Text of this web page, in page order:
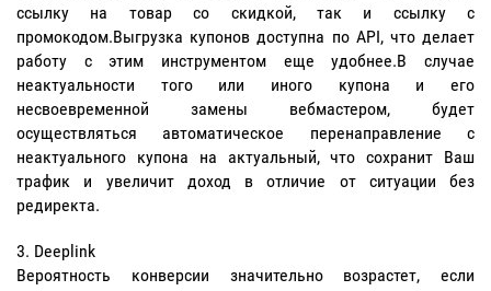
ссылку на товар со скидкой, так и ссылку с
промокодом.Выгрузка купонов доступна по API, что делает
работу с этим инструментом еще удобнее.В случае
неактуальности того или иного купона и его
несвоевременной замены вебмастером, будет
осуществляться автоматическое перенаправление с
неактуального купона на актуальный, что сохранит Ваш
трафик и увеличит доход в отличие от ситуации без
редиректа.
Deeplink
Вероятность конверсии значительно возрастет, если